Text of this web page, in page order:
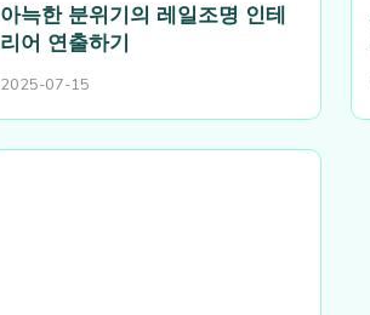
아늑한 분위기의 레일조명 인테
리어 연출하기
2025-07-15